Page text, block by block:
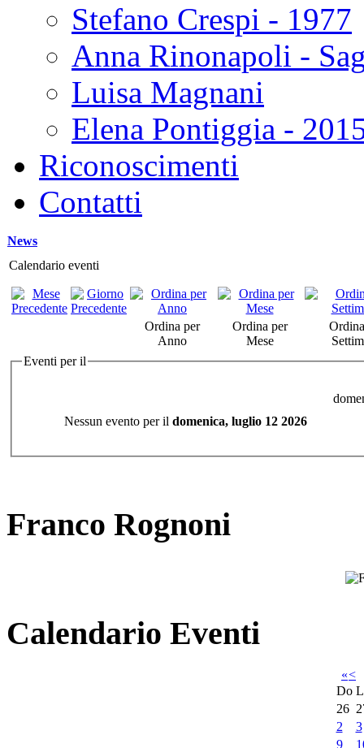
Stefano Crespi - 1977
Anna Rinonapoli -
Luisa Magnani
Elena Pontiggia -
Riconoscimenti
Contatti
News
Calendario eventi
Ordina per
Anno
Ordina per
Mese
Eventi per il
Nessun evento per il domenica, luglio 12 2026
Franco Rognoni
Calendario Eventi
«<
Do
26
2
3
9